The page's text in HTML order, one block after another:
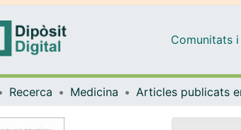
Comunitats i
Recerca Medicina